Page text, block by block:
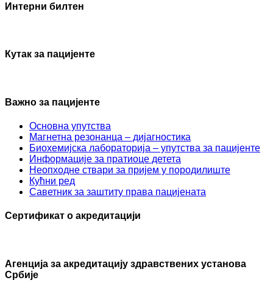
Интерни билтен
Кутак за пацијенте
Важно за пацијенте
Основна упутства
Mагнетна резонанца – дијагностика
Биохемијска лабораторија – упутства за пацијенте
Информације за пратиоце детета
Неопходне ствари за пријем у породилиште
Кућни ред
Саветник за заштиту права пацијената
Сертификат о акредитацији
Агенцијa за акредитацију здравствених установа
Србије